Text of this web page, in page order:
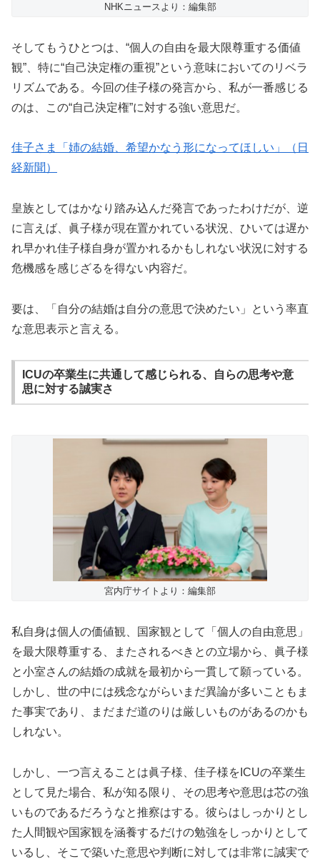
NHKニュースより：編集部
そしてもうひとつは、“個人の自由を最大限尊重する価値
観”、特に“自己決定権の重視”という意味においてのリベラ
リズムである。今回の佳子様の発言から、私が一番感じる
のは、この“自己決定権”に対する強い意思だ。
佳子さま「姉の結婚、希望かなう形になってほしい」（日
経新聞）
皇族としてはかなり踏み込んだ発言であったわけだが、逆
に言えば、眞子様が現在置かれている状況、ひいては遅か
れ早かれ佳子様自身が置かれるかもしれない状況に対する
危機感を感じざるを得ない内容だ。
要は、「自分の結婚は自分の意思で決めたい」という率直
な意思表示と言える。
ICUの卒業生に共通して感じられる、自らの思考や意
思に対する誠実さ
宮内庁サイトより：編集部
私自身は個人の価値観、国家観として「個人の自由意思」
を最大限尊重する、またされるべきとの立場から、眞子様
と小室さんの結婚の成就を最初から一貫して願っている。
しかし、世の中には残念ながらいまだ異論が多いこともま
た事実であり、まだまだ道のりは厳しいものがあるのかも
しれない。
しかし、一つ言えることは眞子様、佳子様をICUの卒業生
として見た場合、私が知る限り、その思考や意思は芯の強
いものであるだろうなと推察はする。彼らはしっかりとし
た人間観や国家観を涵養するだけの勉強をしっかりとして
いるし、そこで築いた意思や判断に対しては非常に誠実で